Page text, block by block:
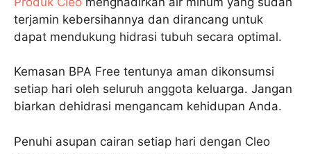
terjamin kebersihannya dan dirancang untuk
dapat mendukung hidrasi tubuh secara optimal.
Kemasan BPA Free tentunya aman dikonsumsi
setiap hari oleh seluruh anggota keluarga. Jangan
biarkan dehidrasi mengancam kehidupan Anda.
Penuhi asupan cairan setiap hari dengan Cleo